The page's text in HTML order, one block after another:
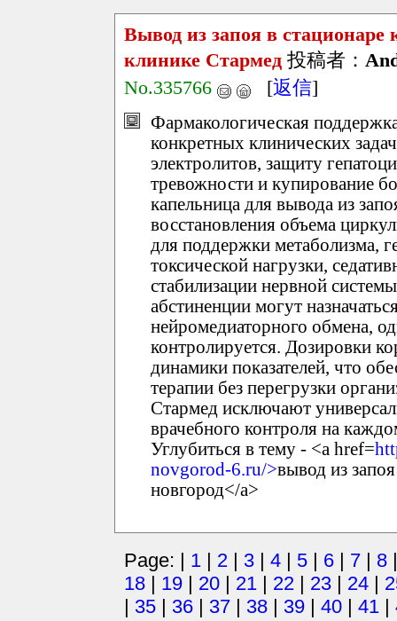
Вывод из запоя в стационаре
клинике Стармед 投稿者：
No.335766
[返信]
Фармакологическая
конкретных клинических
электролитов, защиту
тревожности и купирование
капельница для вывода из
восстановления объема
для поддержки метаболизма,
токсической нагрузки,
стабилизации нервной
абстиненции могут
нейромедиаторного обмена,
контролируется. Дозировки
динамики показателей, что
терапии без перегрузки
Стармед исключают
врачебного контроля на
Углубиться в тему - <a href=
novgorod-6.ru/>вывод из
новгород</a>
Page: | 1 | 2 | 3 | 4 | 5 | 6 | 7 | 8
18 | 19 | 20 | 21 | 22 | 23 | 24 |
| 35 | 36 | 37 | 38 | 39 | 40 | 41 |